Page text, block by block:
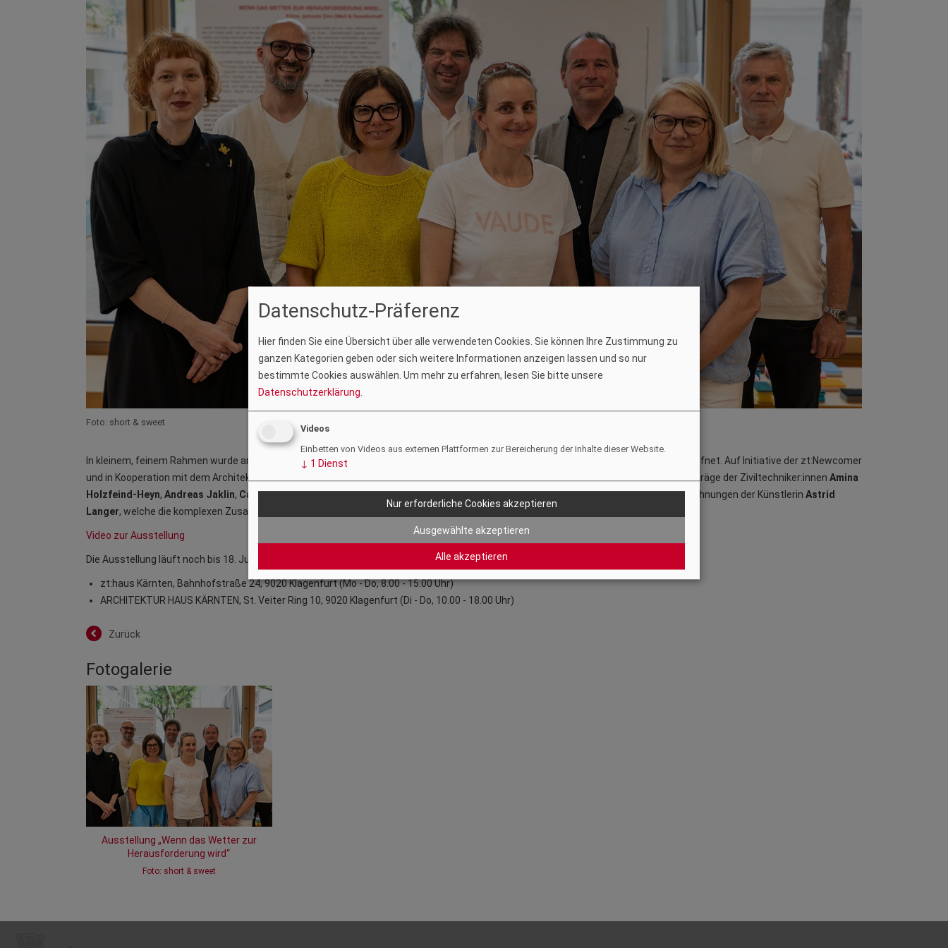
Datenschutz-Präferenz
Hier finden Sie eine Übersicht über alle verwendeten Cookies. Sie können Ihre Zustimmung zu
ganzen Kategorien geben oder sich weitere Informationen anzeigen lassen und so nur
bestimmte Cookies auswählen. Um mehr zu erfahren, lesen Sie bitte unsere
Datenschutzerklärung
Videos
Einbetten von Videos aus externen Plattformen zur Bereicherung der Inhalte dieser Website.
↓ 1 Dienst
Nur erforderliche Cookies akzeptieren
Ausgewählte akzeptieren
Alle akzeptieren
Foto: short & sweet
In kleinem, feinem Rahmen wurde am 28. Mai 2026 im zt:haus Kärnten die Ausstellung „Wenn das Wetter zur Herausforderung wird“ eröffnet. Auf Initiative der zt:Newcomer
und in Kooperation mit dem Architektur Haus Kärnten wurde die Klimafitness der Kärntner Infrastruktur hinterfragt. Dabei trafen die Beiträge der Ziviltechniker:innen Amina
Holzfeind-Heyn, Andreas Jaklin, Caterina RevedinundGeorg Riesenhuberpointiert und mit Augenzwinkern auf die Cartoons und Zeichnungen der Künstlerin Astrid
Langer, welche die komplexen Zusammenhänge mit Humor und Feingefühl sichtbar machte.
Video zur Ausstellung
Die Ausstellung läuft noch bis 18. Juni 2026:
zt:haus Kärnten, Bahnhofstraße 24, 9020 Klagenfurt (Mo - Do, 8.00 - 15.00 Uhr)
ARCHITEKTUR HAUS KÄRNTEN, St. Veiter Ring 10, 9020 Klagenfurt (Di - Do, 10.00 - 18.00 Uhr)
Zurück
Fotogalerie
Ausstellung „Wenn das Wetter zur
Herausforderung wird“
Foto: short & sweet